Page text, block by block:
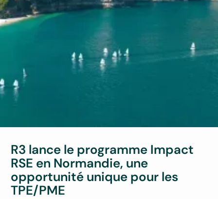
R3 lance le programme Impact
RSE en Normandie, une
opportunité unique pour les
TPE/PME